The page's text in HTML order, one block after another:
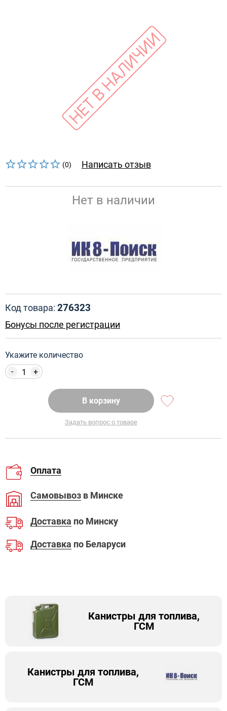
(0) Написать отзыв
Нет в наличии
Код товара: 276323
Бонусы после регистрации
Укажите количество
+
-
В корзину
Задать вопрос о товаре
Оплата
Самовывоз в Минске
Доставка по Минску
Доставка по Беларуси
Канистры для топлива,
ГСМ
Канистры для топлива,
ГСМ